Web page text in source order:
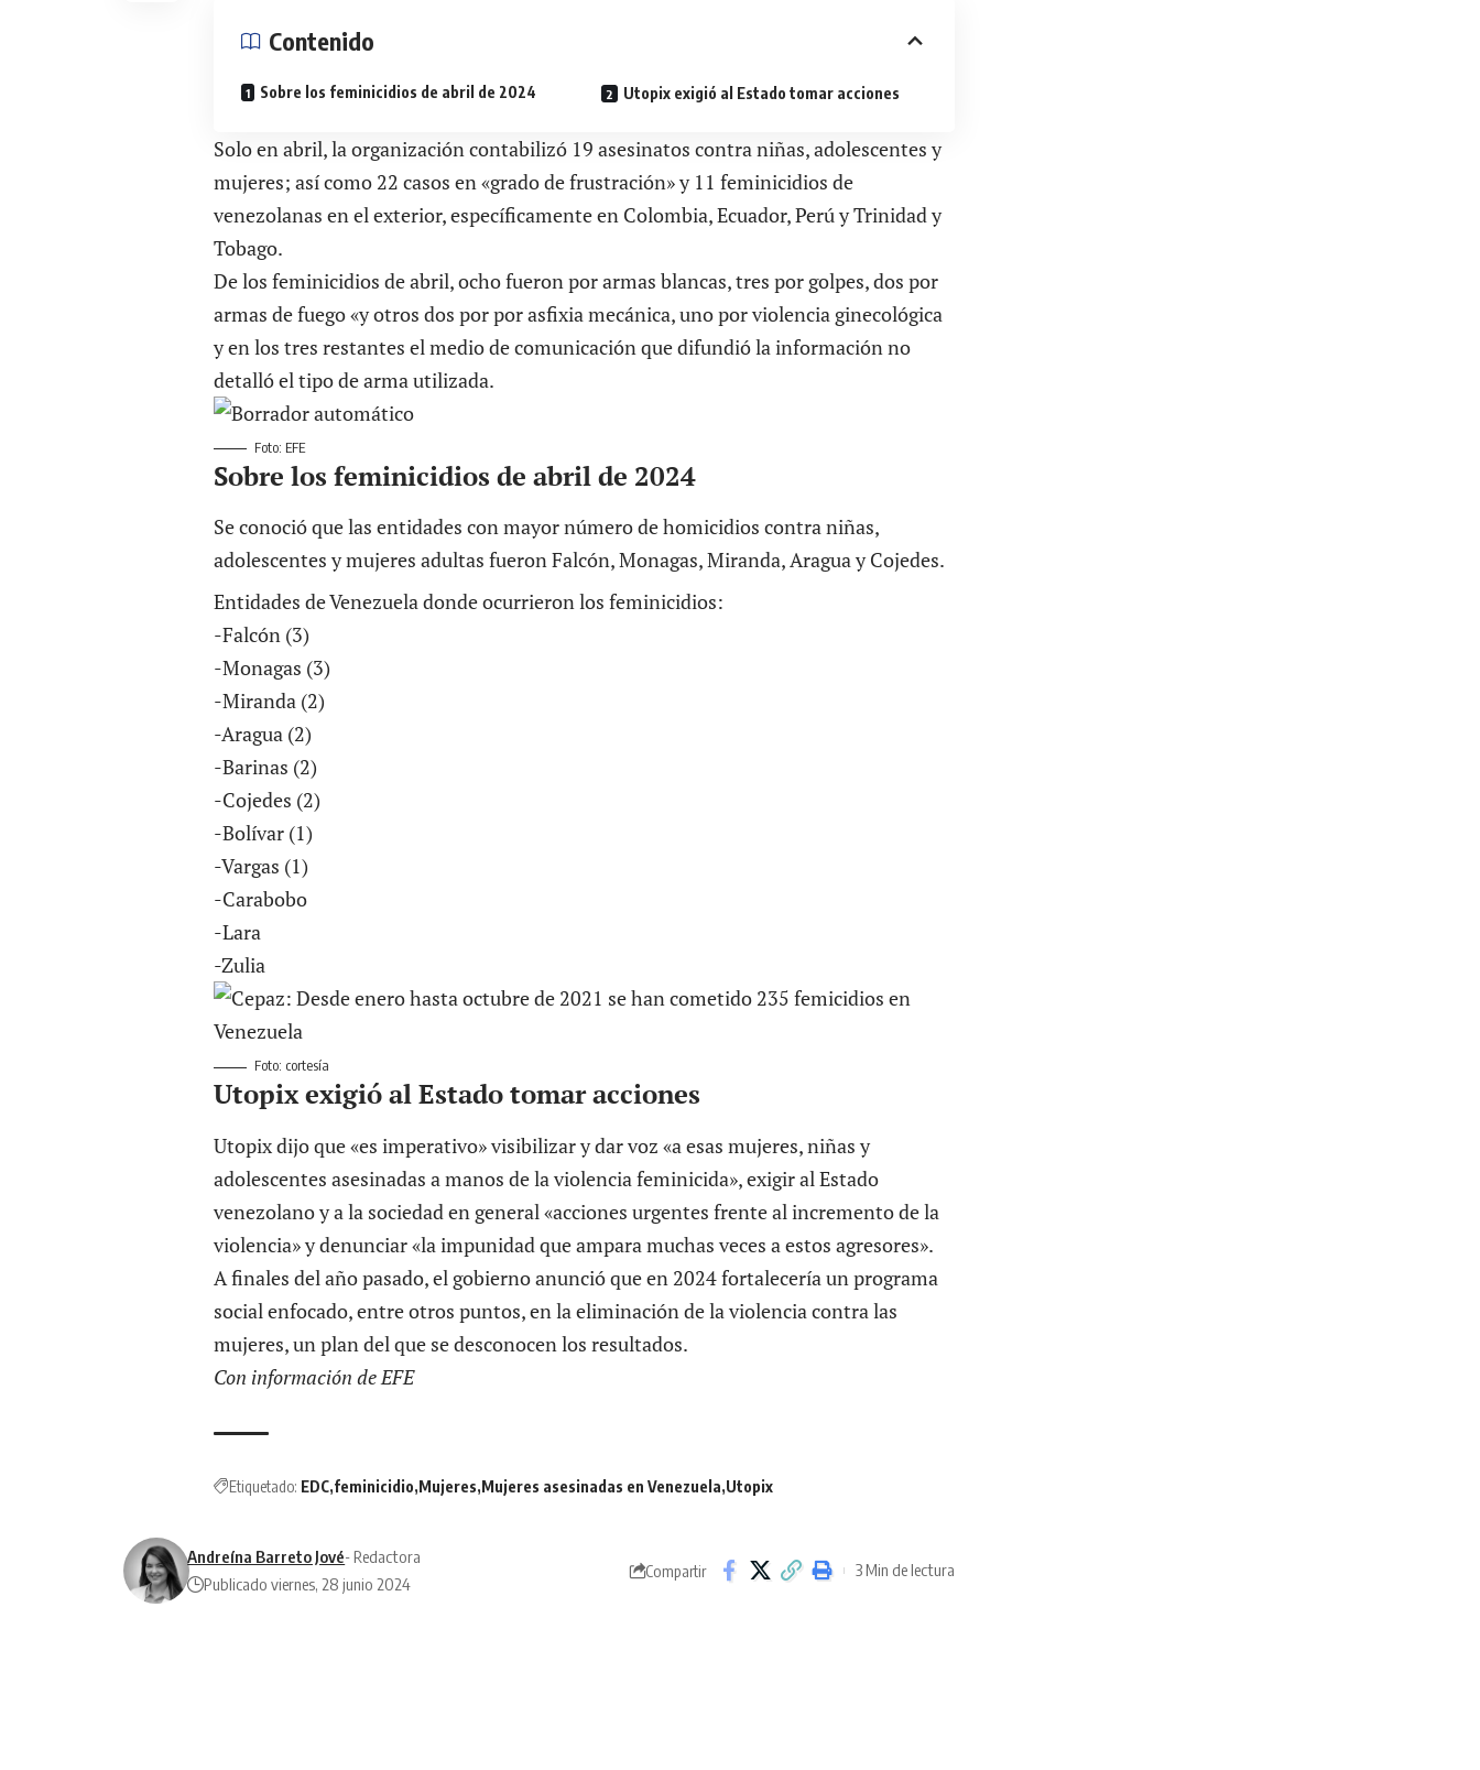
Contenido
Sobre los feminicidios de abril de 2024 Utopix exigió al Estado tomar acciones
Solo en abril, la organización contabilizó 19 asesinatos contra niñas, adolescentes y
mujeres; así como 22 casos en «grado de frustración» y 11 feminicidios de
venezolanas en el exterior, específicamente en Colombia, Ecuador, Perú y Trinidad y
Tobago.
De los feminicidios de abril, ocho fueron por armas blancas, tres por golpes, dos por
armas de fuego «y otros dos por por asfixia mecánica, uno por violencia ginecológica
y en los tres restantes el medio de comunicación que difundió la información no
detalló el tipo de arma utilizada.
Foto: EFE
Sobre los feminicidios de abril de 2024
Se conoció que las entidades con mayor número de homicidios contra niñas,
adolescentes y mujeres adultas fueron Falcón, Monagas, Miranda, Aragua y Cojedes.
Entidades de Venezuela donde ocurrieron los feminicidios:
-Falcón (3)
-Monagas (3)
-Miranda (2)
-Aragua (2)
-Barinas (2)
-Cojedes (2)
-Bolívar (1)
-Vargas (1)
-Carabobo
-Lara
-Zulia
Foto: cortesía
Utopix exigió al Estado tomar acciones
Utopix dijo que «es imperativo» visibilizar y dar voz «a esas mujeres, niñas y
adolescentes asesinadas a manos de la violencia feminicida», exigir al Estado
venezolano y a la sociedad en general «acciones urgentes frente al incremento de la
violencia» y denunciar «la impunidad que ampara muchas veces a estos agresores».
A finales del año pasado, el gobierno anunció que en 2024 fortalecería un programa
social enfocado, entre otros puntos, en la eliminación de la violencia contra las
mujeres, un plan del que se desconocen los resultados.
Con información de EFE
Etiquetado: EDC feminicidio Mujeres Mujeres asesinadas en Venezuela Utopix
Andreína Barreto Jové- Redactora
Publicado viernes, 28 junio 2024
Compartir 3 Min de lectura